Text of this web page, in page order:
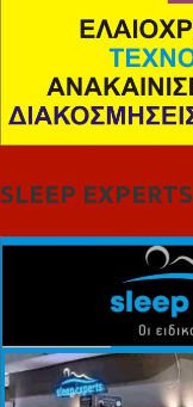
SLEEP EXPERTS